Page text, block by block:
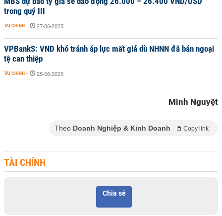
trong quý III
TÀI CHÍNH - 27-06-2025
VPBankS: VND khó tránh áp lực mất giá dù NHNN đã bán ngoại
tệ can thiệp
TÀI CHÍNH - 25-06-2025
Minh Nguyệt
Theo Doanh Nghiệp & Kinh Doanh Copy link
TÀI CHÍNH
Chia sẻ